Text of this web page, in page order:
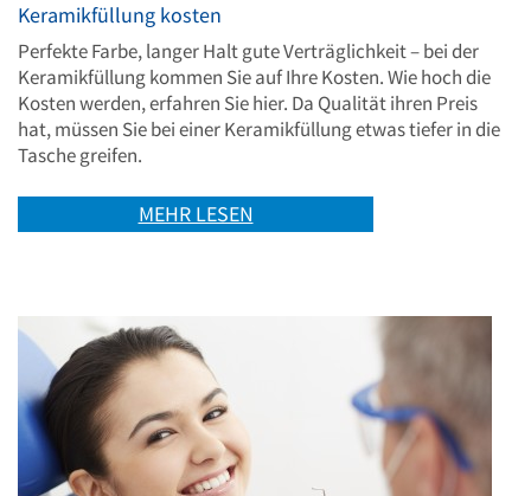
Keramikfüllung kosten
Perfekte Farbe, langer Halt gute Verträglichkeit – bei der
Keramikfüllung kommen Sie auf Ihre Kosten. Wie hoch die
Kosten werden, erfahren Sie hier. Da Qualität ihren Preis
hat, müssen Sie bei einer Keramikfüllung etwas tiefer in die
Tasche greifen.
MEHR LESEN